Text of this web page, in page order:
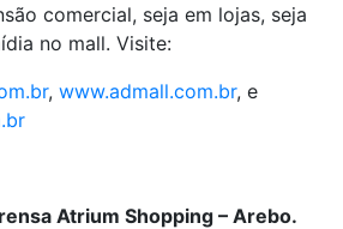
comercial, seja em lojas, seja
no mall. Visite:
, www.admall.com.br, e
Atrium Shopping – Arebo.